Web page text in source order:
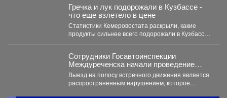
Гречка и лук подорожали в Кузбассе -
что еще взлетело в цене
Статистики Кемеровостата раскрыли, какие
продукты сильнее всего подорожали в Кузбассе
Сотрудники Госавтоинспекции
Междуреченска начали проведение
профилактической операции
«Встречная полоса»
Выезд на полосу встречного движения является
распространенным нарушением, которое